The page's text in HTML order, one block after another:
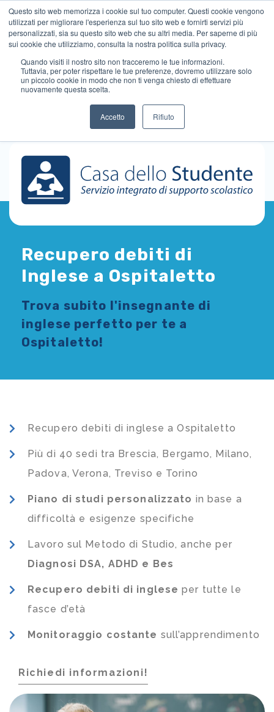
Questo sito web memorizza i cookie sul tuo computer. Questi cookie vengono
utilizzati per migliorare l'esperienza sul tuo sito web e fornirti servizi più
personalizzati, sia su questo sito web che su altri media. Per saperne di più
sui cookie che utilizziamo, consulta la nostra politica sulla privacy.
Quando visiti il ​​nostro sito non tracceremo le tue informazioni.
Tuttavia, per poter rispettare le tue preferenze, dovremo utilizzare solo
un piccolo cookie in modo che non ti venga chiesto di effettuare
nuovamente questa scelta.
Accetto Rifiuto
Recupero debiti di
Inglese a Ospitaletto
Trova subito l'insegnante di
inglese perfetto per te a
Ospitaletto!
Recupero debiti di inglese a Ospitaletto
Più di 40 sedi tra Brescia, Bergamo, Milano,
Padova, Verona, Treviso e Torino
Piano di studi personalizzato in base a
difficoltà e esigenze specifiche
Lavoro sul Metodo di Studio, anche per
Diagnosi DSA, ADHD e Bes
Recupero debiti di inglese per tutte le
fasce d’età
Monitoraggio costante sull’apprendimento
Richiedi informazioni!